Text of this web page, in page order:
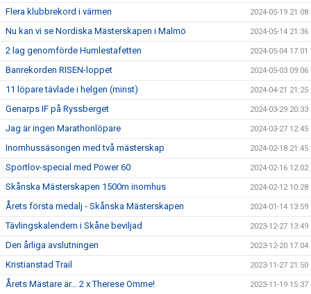
Flera klubbrekord i värmen 2024-05-19 21:08
Nu kan vi se Nordiska Mästerskapen i Malmö 2024-05-14 21:36
2 lag genomförde Humlestafetten 2024-05-04 17:01
Banrekorden RISEN-loppet 2024-05-03 09:06
11 löpare tävlade i helgen (minst) 2024-04-21 21:25
Genarps IF på Ryssberget 2024-03-29 20:33
Jag är ingen Marathonlöpare 2024-03-27 12:45
Inomhussäsongen med två mästerskap 2024-02-18 21:45
Sportlov-special med Power 60 2024-02-16 12:02
Skånska Mästerskapen 1500m inomhus 2024-02-12 10:28
Årets första medalj - Skånska Mästerskapen 2024-01-14 13:59
Tävlingskalendern i Skåne beviljad 2023-12-27 13:49
Den årliga avslutningen 2023-12-20 17:04
Kristianstad Trail 2023-11-27 21:50
Årets Mästare är… 2 x Therese Omme! 2023-11-19 15:37